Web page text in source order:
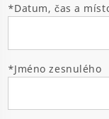
*Datum, čas a
*Jméno zesnulého